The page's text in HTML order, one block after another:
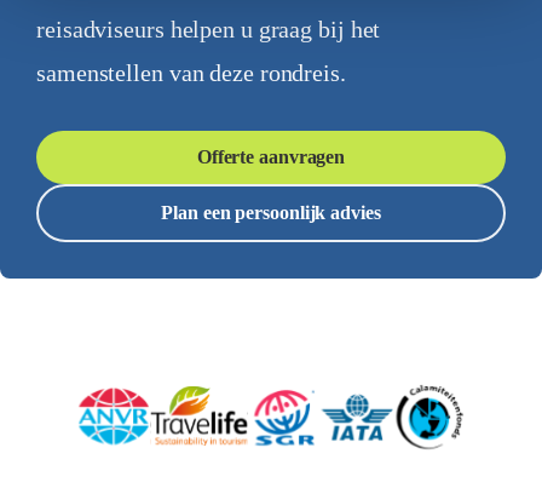
reisadviseurs helpen u graag bij het
samenstellen van deze rondreis.
Offerte aanvragen
Plan een persoonlijk advies